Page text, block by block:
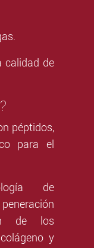
calidad de
péptidos,
para el
de
de los
y